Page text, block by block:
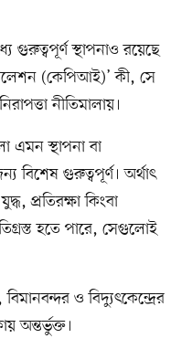
গুরুত্বপূর্ণ স্থাপনাও রয়েছে
(কেপিআই)’ কী, সে
নীতিমালায়।
এমন স্থাপনা বা
বিশেষ গুরুত্বপূর্ণ। অর্থাৎ
প্রতিরক্ষা কিংবা
হতে পারে, সেগুলোই
ও বিদ্যুৎকেন্দ্রের
অন্তর্ভুক্ত।